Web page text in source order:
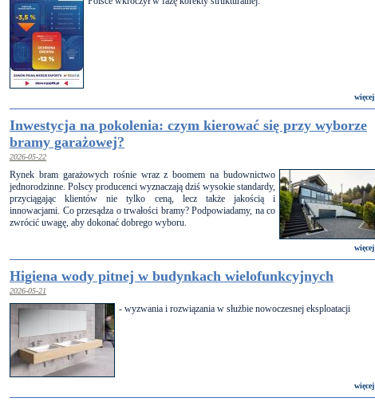
więcej
Inwestycja na pokolenia: czym kierować się przy wyborze
bramy garażowej?
2026-05-22
Rynek bram garażowych rośnie wraz z boomem na budownictwo
jednorodzinne. Polscy producenci wyznaczają dziś wysokie standardy,
przyciągając klientów nie tylko ceną, lecz także jakością i
innowacjami. Co przesądza o trwałości bramy? Podpowiadamy, na co
zwrócić uwagę, aby dokonać dobrego wyboru.
więcej
Higiena wody pitnej w budynkach wielofunkcyjnych
2026-05-21
- wyzwania i rozwiązania w służbie nowoczesnej eksploatacji
więcej